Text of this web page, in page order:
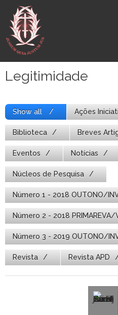
para
conteúdo
Legitimidade
Show all Ações
Biblioteca Breves
Eventos Notícias
Núcleos de Pesquisa
Número 1 - 2018 OUTONO/
Número 2 - 2018 PRIMAREVA/
Número 3 - 2019 OUTONO/
Revista Revista APD